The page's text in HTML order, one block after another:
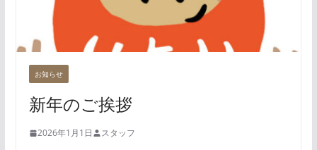
お知らせ
新年のご挨拶
2026年1月1日 スタッフ